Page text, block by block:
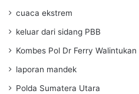
cuaca ekstrem
keluar dari sidang PBB
Kombes Pol Dr Ferry Walintukan
laporan mandek
Polda Sumatera Utara